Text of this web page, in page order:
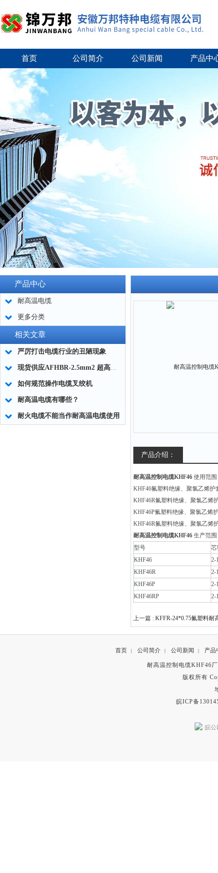
首页 公司简介 公司新闻 产品中
产品中心
耐高温电缆
更多分类
相关文章
严厉打击电缆行业的丑陋现象
现货供应AFHBR-2.5mm2 超高温耐火电缆
如何规范操作电缆叉绞机
耐高温电缆有哪些？
耐火电缆不能当作耐高温电缆使用
产品介绍：
耐高温控制电缆KHF46 使用范围
KHF46氟塑料绝缘、聚氯乙烯
KHF46R氟塑料绝缘、聚氯乙
KHF46P氟塑料绝缘、聚氯乙
KHF46R氟塑料绝缘、聚氯乙
耐高温控制电缆KHF46 生产范围
型号
KHF46
2-
KHF46R
2-
KHF46P
2-
KHF46RP
2-
上一篇 : KFFR-24*0.75氟塑料耐
首页 | 公司简介 | 公司新闻 | 产品
耐高温控制电缆KHF46
版权所有
皖ICP备
皖公